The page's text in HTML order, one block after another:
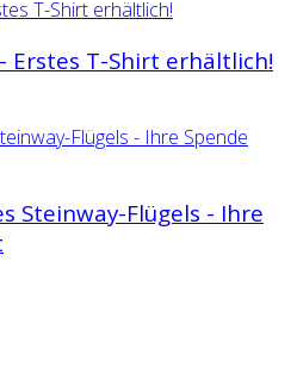
Erstes T-Shirt erhältlich!
Steinway-Flügels - Ihre